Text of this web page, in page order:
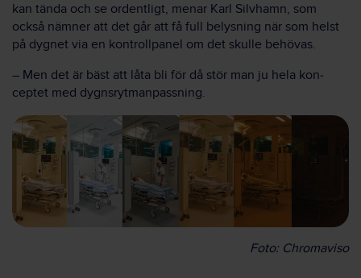
kan tända och se ordentligt, menar Karl Silvhamn, som
också nämner att det går att få full belysning när som helst
på dygnet via en kontroll­panel om det skulle behövas.
– Men det är bäst att låta bli för då stör man ju hela kon­
ceptet med dygnsrytm­anpassning.
Foto: Chromaviso